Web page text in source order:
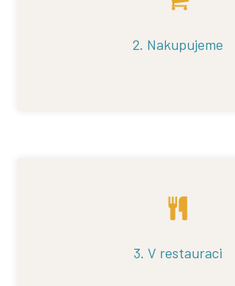
2. Nakupujeme
3. V restauraci